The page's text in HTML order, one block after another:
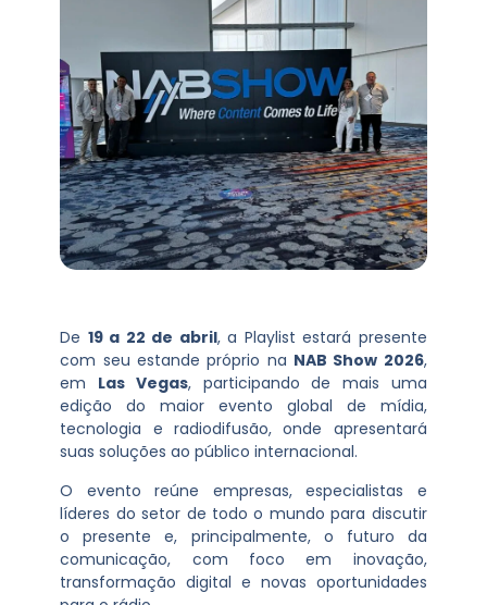
De 19 a 22 de abril, a Playlist estará presente
com seu estande próprio na NAB Show 2026,
em Las Vegas, participando de mais uma
edição do maior evento global de mídia,
tecnologia e radiodifusão, onde apresentará
suas soluções ao público internacional.
O evento reúne empresas, especialistas e
líderes do setor de todo o mundo para discutir
o presente e, principalmente, o futuro da
comunicação, com foco em inovação,
transformação digital e novas oportunidades